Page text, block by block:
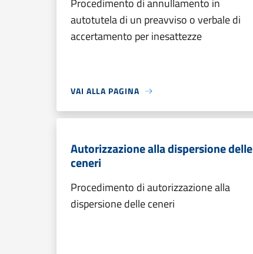
Procedimento di annullamento in
autotutela di un preavviso o verbale di
accertamento per inesattezze
VAI ALLA PAGINA
Autorizzazione alla dispersione delle
ceneri
Procedimento di autorizzazione alla
dispersione delle ceneri